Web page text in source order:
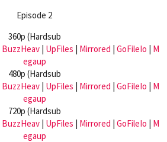
Episode 2
360p (Hardsub
BuzzHeav | UpFiles | Mirrored | GoFileIo | M
egaup
480p (Hardsub
BuzzHeav | UpFiles | Mirrored | GoFileIo | M
egaup
720p (Hardsub
BuzzHeav | UpFiles | Mirrored | GoFileIo | M
egaup